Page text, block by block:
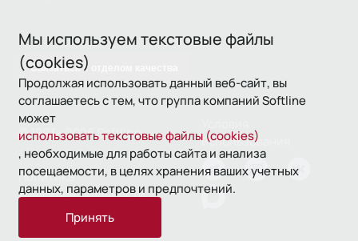
Мы используем текстовые файлы
(cookies)
Продолжая использовать данный веб-сайт, вы
соглашаетесь с тем, что группа компаний Softline
может
использовать текстовые файлы (cookies)
, необходимые для работы сайта и анализа
посещаемости, в целях хранения ваших учетных
данных, параметров и предпочтений.
Принять
Связаться с отделом качества
© 1993—2026 Softline
использования
Политика
конфиденциальности